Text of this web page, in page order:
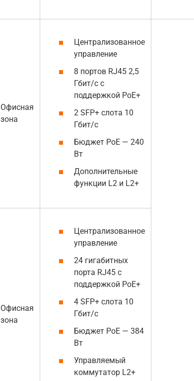
Офисная
зона
Централизованное
управление
8 портов RJ45 2,5
Гбит/с с
поддержкой PoE+
2 SFP+ слота 10
Гбит/с
Бюджет PoE — 240
Вт
Дополнительные
функции L2 и L2+
Офисная
зона
Централизованное
управление
24 гигабитных
порта RJ45 с
поддержкой PoE+
4 SFP+ слота 10
Гбит/с
Бюджет PoE — 384
Вт
Управляемый
коммутатор L2+